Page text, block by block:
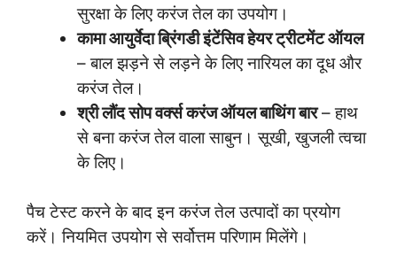
सुरक्षा के लिए करंज तेल का उपयोग।
कामा आयुर्वेदा ब्रिंगडी इंटेंसिव हेयर ट्रीटमेंट ऑयल
– बाल झड़ने से लड़ने के लिए नारियल का दूध और
करंज तेल।
श्री लौंद सोप वर्क्स करंज ऑयल बाथिंग बार– हाथ
से बना करंज तेल वाला साबुन। सूखी, खुजली त्वचा
के लिए।
पैच टेस्ट करने के बाद इन करंज तेल उत्पादों का प्रयोग
करें। नियमित उपयोग से सर्वोत्तम परिणाम मिलेंगे।